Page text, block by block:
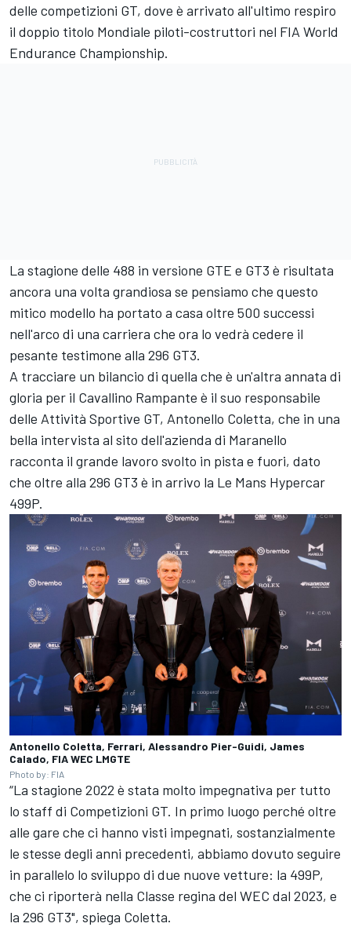
delle competizioni GT, dove è arrivato all'ultimo respiro
il doppio titolo Mondiale piloti-costruttori nel FIA World
Endurance Championship.
La stagione delle 488 in versione GTE e GT3 è risultata
ancora una volta grandiosa se pensiamo che questo
mitico modello ha portato a casa oltre 500 successi
nell'arco di una carriera che ora lo vedrà cedere il
pesante testimone alla 296 GT3.
A tracciare un bilancio di quella che è un'altra annata di
gloria per il Cavallino Rampante è il suo responsabile
delle Attività Sportive GT, Antonello Coletta, che in una
bella intervista al sito dell'azienda di Maranello
racconta il grande lavoro svolto in pista e fuori, dato
che oltre alla 296 GT3 è in arrivo la Le Mans Hypercar
499P.
Antonello Coletta, Ferrari, Alessandro Pier-Guidi, James
Calado, FIA WEC LMGTE
Photo by: FIA
“La stagione 2022 è stata molto impegnativa per tutto
lo staff di Competizioni GT. In primo luogo perché oltre
alle gare che ci hanno visti impegnati, sostanzialmente
le stesse degli anni precedenti, abbiamo dovuto seguire
in parallelo lo sviluppo di due nuove vetture: la 499P,
che ci riporterà nella Classe regina del WEC dal 2023, e
la 296 GT3", spiega Coletta.